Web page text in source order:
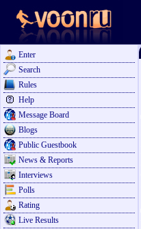
Enter
Search
Rules
Help
Message Board
Blogs
Public Guestbook
News & Reports
Interviews
Polls
Rating
Live Results